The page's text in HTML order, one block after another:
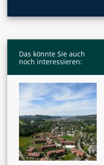
Das könnte Sie auch
noch interessieren: